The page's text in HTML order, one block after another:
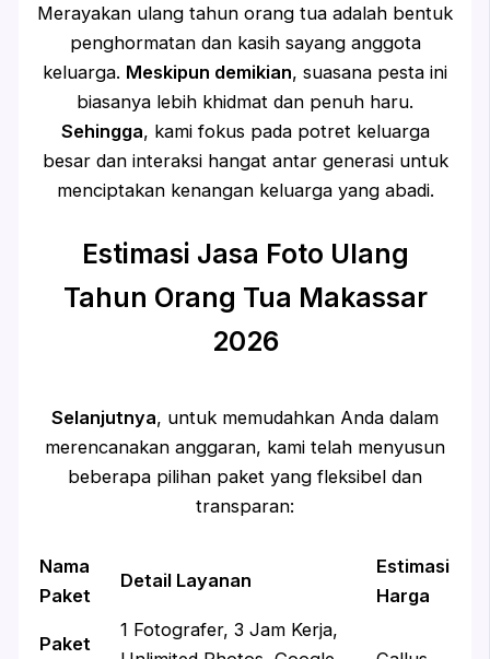
Merayakan ulang tahun orang tua adalah bentuk
penghormatan dan kasih sayang anggota
keluarga. Meskipun demikian, suasana pesta ini
biasanya lebih khidmat dan penuh haru.
Sehingga, kami fokus pada potret keluarga
besar dan interaksi hangat antar generasi untuk
menciptakan kenangan keluarga yang abadi.
Estimasi Jasa Foto Ulang
Tahun Orang Tua Makassar
2026
Selanjutnya, untuk memudahkan Anda dalam
merencanakan anggaran, kami telah menyusun
beberapa pilihan paket yang fleksibel dan
transparan:
Nama
Paket
Detail Layanan
Estimasi
Harga
Paket
1 Fotografer, 3 Jam Kerja,